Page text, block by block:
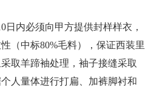
日内必须向甲方提供封样样衣，
（中标80%毛料），保证西装里
取羊蹄袖处理，袖子接缝采取
人量体进行打扁、加裤脚衬和